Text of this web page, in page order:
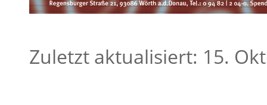
Zuletzt aktualisiert: 15.